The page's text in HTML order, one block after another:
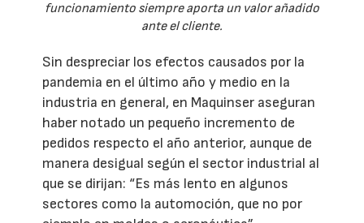
funcionamiento siempre aporta un valor añadido
ante el cliente.
Sin despreciar los efectos causados por la
pandemia en el último año y medio en la
industria en general, en Maquinser aseguran
haber notado un pequeño incremento de
pedidos respecto el año anterior, aunque de
manera desigual según el sector industrial al
que se dirijan: “Es más lento en algunos
sectores como la automoción, que no por